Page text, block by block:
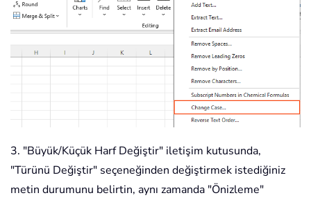
3. "Büyük/Küçük Harf Değiştir" iletişim kutusunda,
"Türünü Değiştir" seçeneğinden değiştirmek istediğiniz
metin durumunu belirtin, aynı zamanda "Önizleme"